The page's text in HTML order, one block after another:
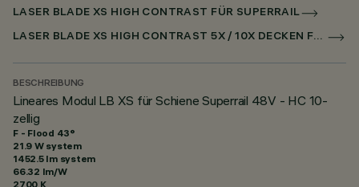
LASER BLADE XS HIGH CONTRAST FÜR SUPERRAIL
LASER BLADE XS HIGH CONTRAST 5X / 10X DECKEN FÜR SUPERRAIL DALI POWERLINE
BESCHREIBUNG
Lineares Modul LB XS für Schiene Superrail 48V - HC 10-
zellig
F - Flood 43°
21.9 W system
1452.5 lm system
66.32 lm/W
2700 K